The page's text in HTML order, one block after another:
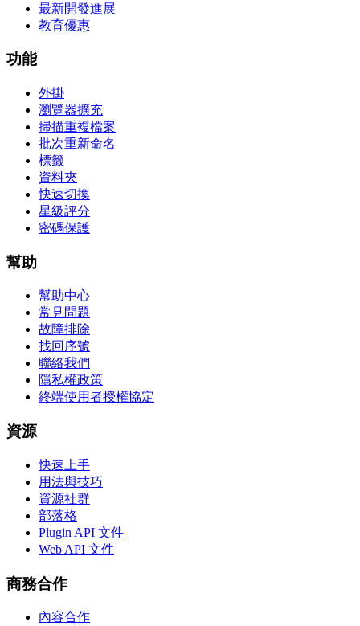
最新開發進展
教育優惠
功能
外掛
瀏覽器擴充
掃描重複檔案
批次重新命名
標籤
資料夾
快速切換
星級評分
密碼保護
幫助
幫助中心
常見問題
故障排除
找回序號
聯絡我們
隱私權政策
終端使用者授權協定
資源
快速上手
用法與技巧
資源社群
部落格
Plugin API 文件
Web API 文件
商務合作
內容合作